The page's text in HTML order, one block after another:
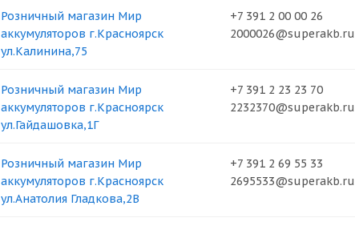
+7 391 2 00 00 26
2000026@superakb.ru
Розничный магазин Мир
аккумуляторов г.Красноярск
ул.Калинина,75
+7 391 2 23 23 70
2232370@superakb.ru
Розничный магазин Мир
аккумуляторов г.Красноярск
ул.Гайдашовка,1Г
+7 391 2 69 55 33
2695533@superakb.ru
Розничный магазин Мир
аккумуляторов г.Красноярск
ул.Анатолия Гладкова,2В